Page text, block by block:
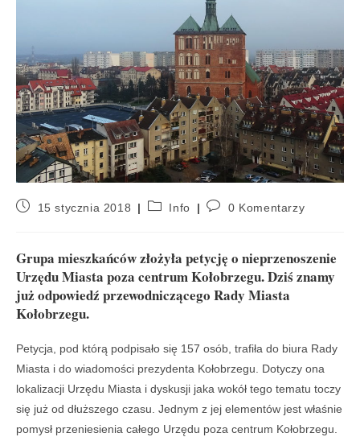
15 stycznia 2018 Info 0 Komentarzy
Grupa mieszkańców złożyła petycję o nieprzenoszenie
Urzędu Miasta poza centrum Kołobrzegu. Dziś znamy
już odpowiedź przewodniczącego Rady Miasta
Kołobrzegu.
Petycja, pod którą podpisało się 157 osób, trafiła do biura Rady
Miasta i do wiadomości prezydenta Kołobrzegu. Dotyczy ona
lokalizacji Urzędu Miasta i dyskusji jaka wokół tego tematu toczy
się już od dłuższego czasu. Jednym z jej elementów jest właśnie
pomysł przeniesienia całego Urzędu poza centrum Kołobrzegu.